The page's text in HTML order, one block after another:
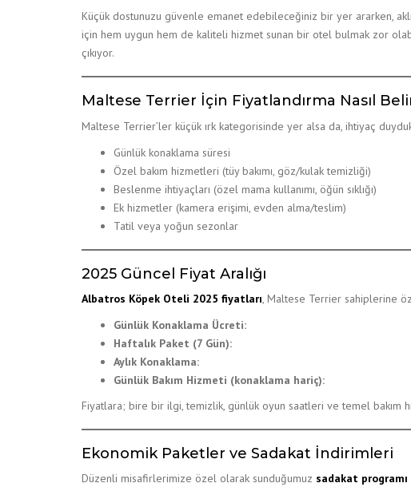
Küçük dostunuzu güvenle emanet edebileceğiniz bir yer ararken,
için hem uygun hem de kaliteli hizmet sunan bir otel bulmak zor
çıkıyor.
Maltese Terrier İçin Fiyatlandırma Nasıl
Maltese Terrier’ler küçük ırk kategorisinde yer alsa da, ihtiyaç
Günlük konaklama süresi
Özel bakım hizmetleri (tüy bakımı, göz/kulak temizliği)
Beslenme ihtiyaçları (özel mama kullanımı, öğün sıklığı)
Ek hizmetler (kamera erişimi, evden alma/teslim)
Tatil veya yoğun sezonlar
2025 Güncel Fiyat Aralığı
Albatros Köpek Oteli 2025 fiyatları, Maltese Terrier sahiplerine
Günlük Konaklama Ücreti:
Haftalık Paket (7 Gün):
Aylık Konaklama:
Günlük Bakım Hizmeti (konaklama hariç):
Fiyatlara; bire bir ilgi, temizlik, günlük oyun saatleri ve temel
Ekonomik Paketler ve Sadakat İndirimleri
Düzenli misafirlerimize özel olarak sunduğumuz sadakat programı